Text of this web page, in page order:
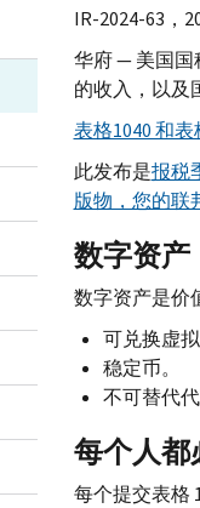
IR-2024-63，
华府 — 美国国
的收入，以及
表格1040 和表
此发布是报税
版物，您的联
数字资产
数字资产是价
可兑换虚
稳定币。
不可替代
每个人都
每个提交表格